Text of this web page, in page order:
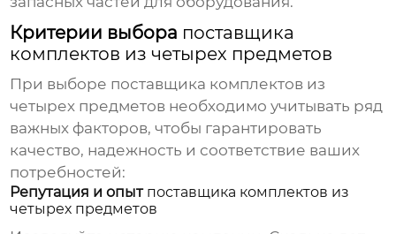
Критерии выбора поставщика
комплектов из четырех предметов
При выборе поставщика комплектов из
четырех предметов необходимо учитывать ряд
важных факторов, чтобы гарантировать
качество, надежность и соответствие ваших
потребностей:
Репутация и опыт поставщика комплектов из
четырех предметов